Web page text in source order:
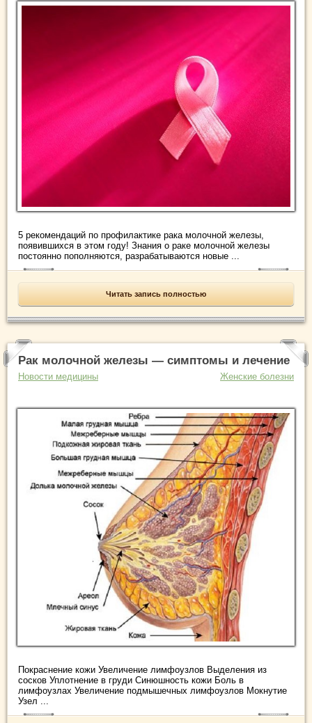
5 рекомендаций по профилактике рака молочной железы,
появившихся в этом году! Знания о раке молочной железы
постоянно пополняются, разрабатываются новые ...
Читать запись полностью
Рак молочной железы — симптомы и лечение
Новости медицины Женские болезни
Покраснение кожи Увеличение лимфоузлов Выделения из
сосков Уплотнение в груди Синюшность кожи Боль в
лимфоузлах Увеличение подмышечных лимфоузлов Мокнутие
Узел ...